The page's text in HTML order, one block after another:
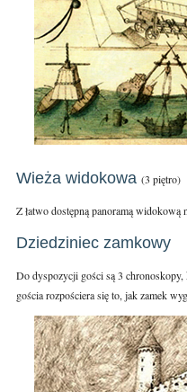
Wieża widokowa (3 piętro)
Z łatwo dostępną panoramą
Dziedziniec zamkowy
Do dyspozycji gości są 3
gościa rozpościera się to, jak zamek